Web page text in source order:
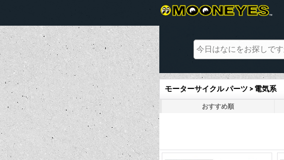
モーターサイクル パーツ > 電気系
おすすめ順